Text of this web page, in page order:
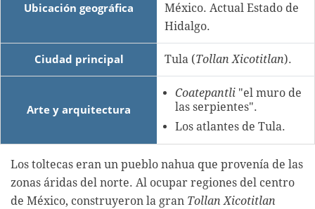
Ubicación geográfica
México. Actual Estado de
Hidalgo.
Ciudad principal Tula (Tollan Xicotitlan).
Arte y arquitectura
Coatepantli "el muro de
las serpientes".
Los atlantes de Tula.
Los toltecas eran un pueblo nahua que provenía de las
zonas áridas del norte. Al ocupar regiones del centro
de México, construyeron la gran Tollan Xicotitlan